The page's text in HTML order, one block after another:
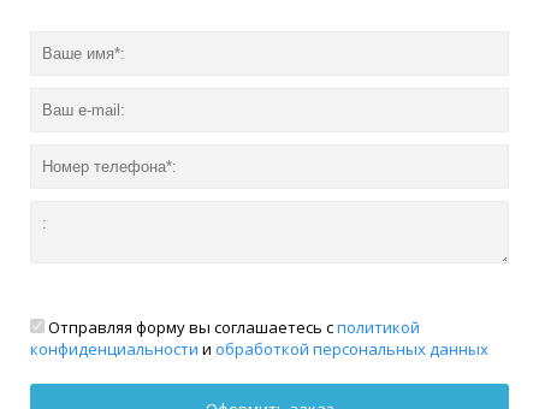
Отправляя форму вы соглашаетесь сполитикой
конфиденциальности и обработкой персональных данных